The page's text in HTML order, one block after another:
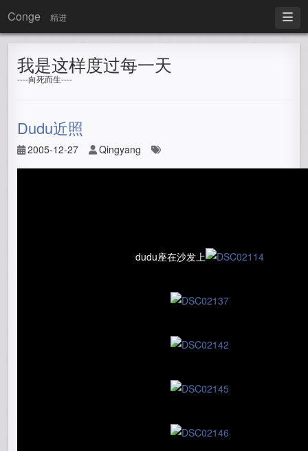
Conge 精进
我是这样度过每一天
----向死而生----
Dudu近照
2005-12-27 Qingyang
dudu座在沙发上